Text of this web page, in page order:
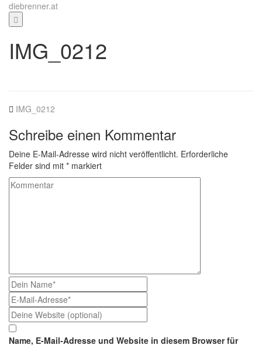
Zum
Inhalt
springen
diebrenner.at
IMG_0212
IMG_0212
Schreibe einen Kommentar
Deine E-Mail-Adresse wird nicht veröffentlicht. Erforderliche
Felder sind mit * markiert
Name, E-Mail-Adresse und Website in diesem Browser für